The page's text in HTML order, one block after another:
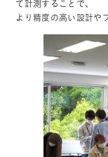
て計測することで、
より精度の高い設計や